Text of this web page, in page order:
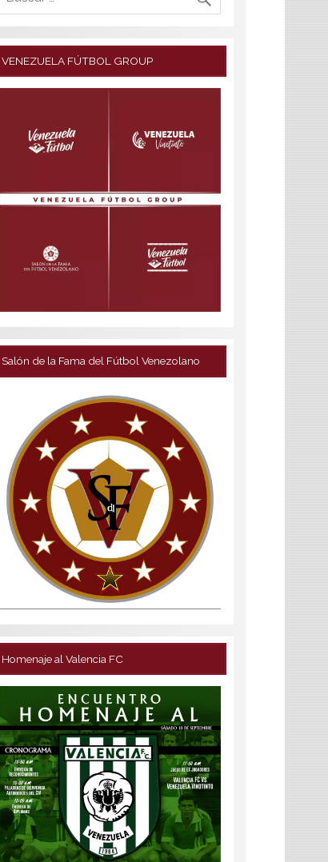
VENEZUELA FÚTBOL GROUP
Salón de la Fama del Fútbol Venezolano
Homenaje al Valencia FC